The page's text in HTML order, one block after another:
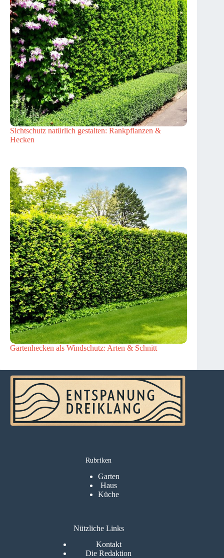
Sichtschutz natürlich gestalten: Rankpflanzen &
Hecken
Gartenhecken als Windschutz: Arten & Schnitt
Rubriken
Garten
Haus
Küche
Nützliche Links
Kontakt
Die Redaktion